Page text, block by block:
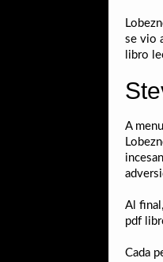
se vio
libro
A
Al
pdf
Cada